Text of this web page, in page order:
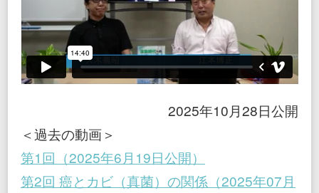
2025年10月28日公開
＜過去の動画＞
第1回（2025年6月19日公開）
第2回 癌とカビ（真菌）の関係（2025年07月